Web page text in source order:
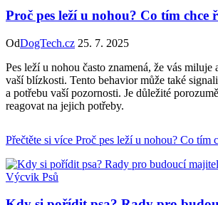
Proč pes leží u nohou? Co tím chce
OdDogTech.cz 25. 7. 2025
Pes leží u nohou často znamená, že vás miluje
vaší blízkosti. Tento behavior může také
a potřebu vaší pozornosti. Je důležité
reagovat na jejich potřeby.
Přečtěte si více Proč pes leží u nohou? Co tím
Výcvik Psů